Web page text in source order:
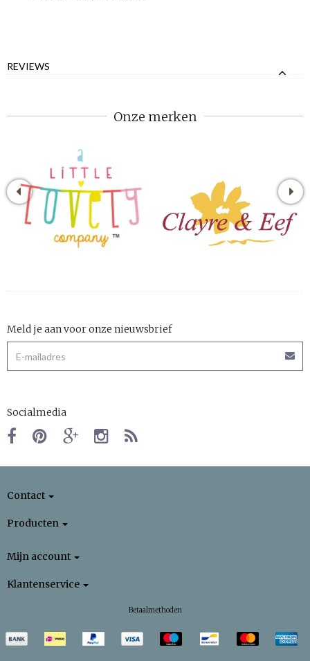
REVIEWS
Onze merken
Meld je aan voor onze nieuwsbrief
Socialmedia
Contact
Producten
Mijn account
Klantenservice
Betaalmethoden